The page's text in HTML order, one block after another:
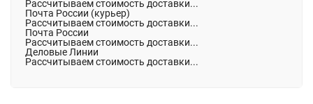
Рассчитываем стоимость доставки...
Почта России (курьер)
Рассчитываем стоимость доставки...
Почта России
Рассчитываем стоимость доставки...
Деловые Линии
Рассчитываем стоимость доставки...